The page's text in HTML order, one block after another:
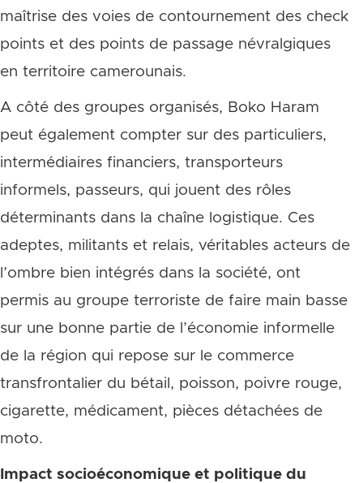
maîtrise des voies de contournement des check
points et des points de passage névralgiques
en territoire camerounais.
A côté des groupes organisés, Boko Haram
peut également compter sur des particuliers,
intermédiaires financiers, transporteurs
informels, passeurs, qui jouent des rôles
déterminants dans la chaîne logistique. Ces
adeptes, militants et relais, véritables acteurs de
l’ombre bien intégrés dans la société, ont
permis au groupe terroriste de faire main basse
sur une bonne partie de l’économie informelle
de la région qui repose sur le commerce
transfrontalier du bétail, poisson, poivre rouge,
cigarette, médicament, pièces détachées de
moto.
Impact socioéconomique et politique du